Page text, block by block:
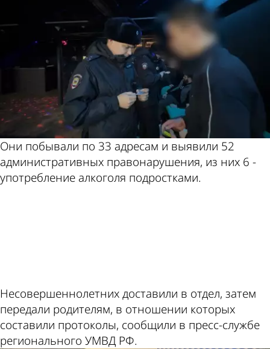
Они побывали по 33 адресам и выявили 52
административных правонарушения, из них 6 -
употребление алкоголя подростками.
Несовершеннолетних доставили в отдел, затем
передали родителям, в отношении которых
составили протоколы, сообщили в пресс-службе
регионального УМВД РФ.